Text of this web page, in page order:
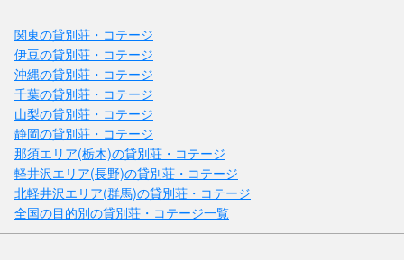
関東の貸別荘・コテージ
伊豆の貸別荘・コテージ
沖縄の貸別荘・コテージ
千葉の貸別荘・コテージ
山梨の貸別荘・コテージ
静岡の貸別荘・コテージ
那須エリア(栃木)の貸別荘・コテージ
軽井沢エリア(長野)の貸別荘・コテージ
北軽井沢エリア(群馬)の貸別荘・コテージ
全国の目的別の貸別荘・コテージ一覧